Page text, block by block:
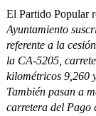
El Partido Popular
Ayuntamiento
referente a la
la CA-5205,
kilométricos 9,260
También pasan a
carretera del Pago